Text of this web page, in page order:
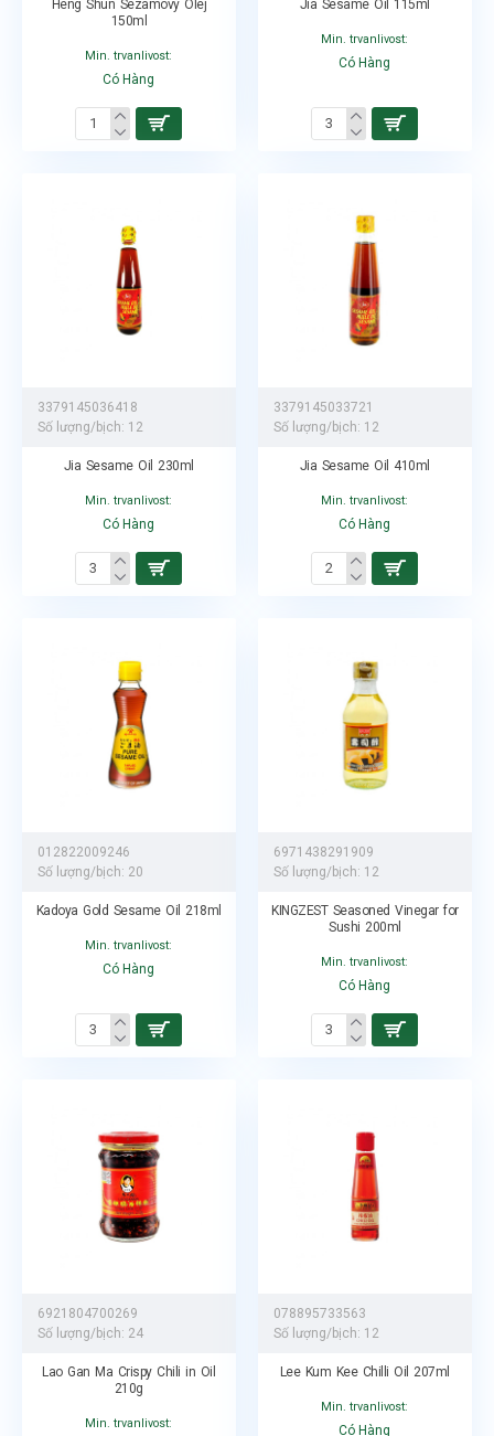
Heng Shun Sezamový Olej
150ml
Min. trvanlivost:
Có Hàng
Jia Sesame Oil 115ml
Min. trvanlivost:
Có Hàng
3379145036418
Số lượng/bịch: 12
Jia Sesame Oil 230ml
Min. trvanlivost:
Có Hàng
3379145033721
Số lượng/bịch: 12
Jia Sesame Oil 410ml
Min. trvanlivost:
Có Hàng
012822009246
Số lượng/bịch: 20
Kadoya Gold Sesame Oil 218ml
Min. trvanlivost:
Có Hàng
6971438291909
Số lượng/bịch: 12
KINGZEST Seasoned Vinegar for
Sushi 200ml
Min. trvanlivost:
Có Hàng
6921804700269
Số lượng/bịch: 24
Lao Gan Ma Crispy Chili in Oil
210g
Min. trvanlivost:
078895733563
Số lượng/bịch: 12
Lee Kum Kee Chilli Oil 207ml
Min. trvanlivost:
Có Hàng